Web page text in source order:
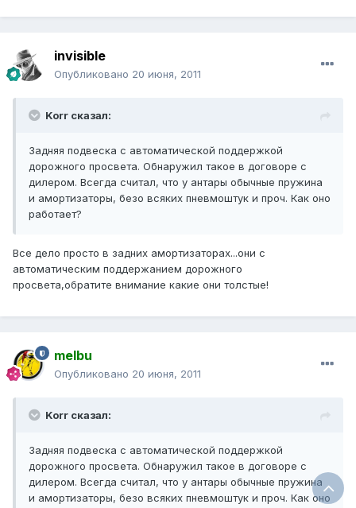
invisible
Опубликовано 20 июня, 2011
Korr сказал:
Задняя подвеска с автоматической поддержкой
дорожного просвета. Обнаружил такое в договоре с
дилером. Всегда считал, что у антары обычные пружина
и амортизаторы, безо всяких пневмоштук и проч. Как оно
работает?
Все дело просто в задних амортизаторах...они с
автоматическим поддержанием дорожного
просвета,обратите внимание какие они толстые!
melbu
Опубликовано 20 июня, 2011
Korr сказал:
Задняя подвеска с автоматической поддержкой
дорожного просвета. Обнаружил такое в договоре с
дилером. Всегда считал, что у антары обычные пружина
и амортизаторы, безо всяких пневмоштук и проч. Как оно